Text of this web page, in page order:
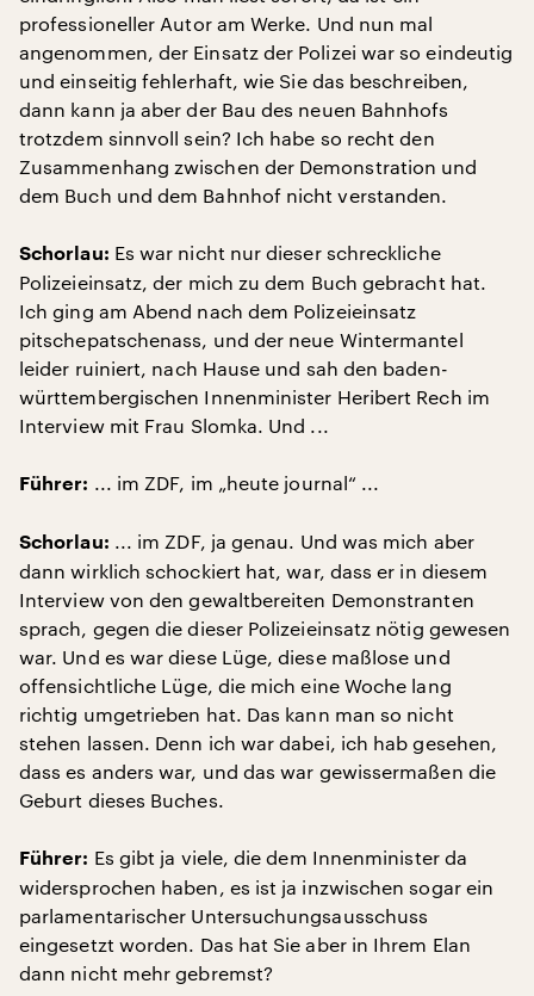
professioneller Autor am Werke. Und nun mal
angenommen, der Einsatz der Polizei war so eindeutig
und einseitig fehlerhaft, wie Sie das beschreiben,
dann kann ja aber der Bau des neuen Bahnhofs
trotzdem sinnvoll sein? Ich habe so recht den
Zusammenhang zwischen der Demonstration und
dem Buch und dem Bahnhof nicht verstanden.
Schorlau: Es war nicht nur dieser schreckliche
Polizeieinsatz, der mich zu dem Buch gebracht hat.
Ich ging am Abend nach dem Polizeieinsatz
pitschepatschenass, und der neue Wintermantel
leider ruiniert, nach Hause und sah den baden-
württembergischen Innenminister Heribert Rech im
Interview mit Frau Slomka. Und ...
Führer: ... im ZDF, im „heute journal“ ...
Schorlau: ... im ZDF, ja genau. Und was mich aber
dann wirklich schockiert hat, war, dass er in diesem
Interview von den gewaltbereiten Demonstranten
sprach, gegen die dieser Polizeieinsatz nötig gewesen
war. Und es war diese Lüge, diese maßlose und
offensichtliche Lüge, die mich eine Woche lang
richtig umgetrieben hat. Das kann man so nicht
stehen lassen. Denn ich war dabei, ich hab gesehen,
dass es anders war, und das war gewissermaßen die
Geburt dieses Buches.
Führer: Es gibt ja viele, die dem Innenminister da
widersprochen haben, es ist ja inzwischen sogar ein
parlamentarischer Untersuchungsausschuss
eingesetzt worden. Das hat Sie aber in Ihrem Elan
dann nicht mehr gebremst?